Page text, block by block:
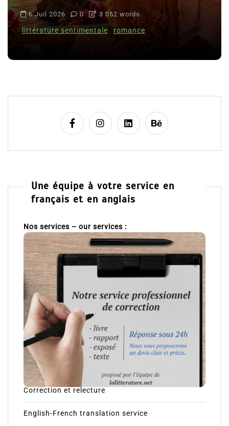
6 Juil 2026 0 3 052 words
littérature sentimentale romance
Une équipe à votre service en
français et en anglais
Nos services – our services :
Correction et relecture
English-French translation service